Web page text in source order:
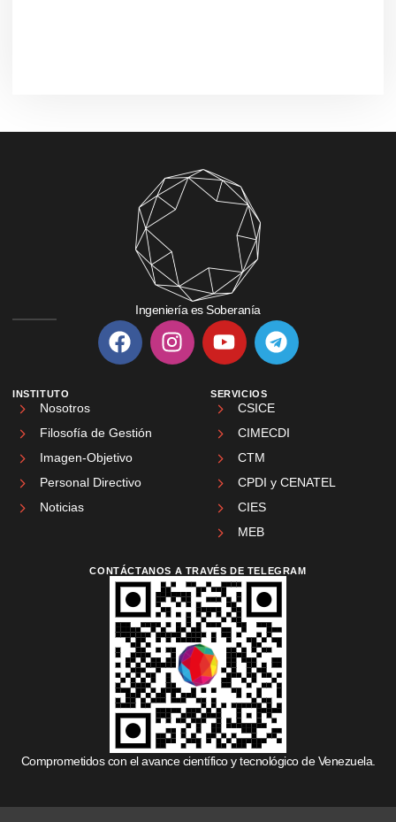
Ingeniería es Soberanía
INSTITUTO
Nosotros
Filosofía de Gestión
Imagen-Objetivo
Personal Directivo
Noticias
SERVICIOS
CSICE
CIMECDI
CTM
CPDI y CENATEL
CIES
MEB
CONTÁCTANOS A TRAVÉS DE TELEGRAM
Comprometidos con el avance científico y tecnológico de Venezuela.